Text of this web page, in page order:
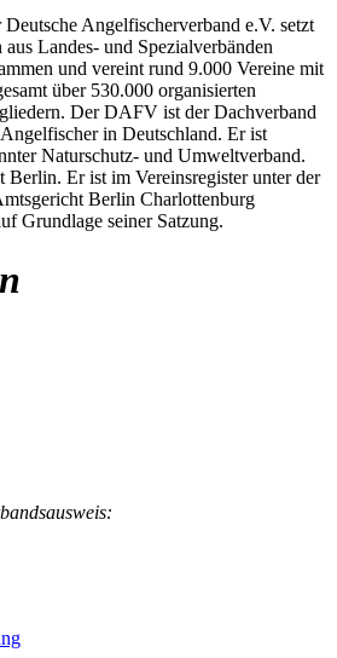
Deutsche Angelfischerverband e.V. setzt
aus Landes- und Spezialverbänden
und vereint rund 9.000 Vereine mit
über 530.000 organisierten
Der DAFV ist der Dachverband
in Deutschland. Er ist
Naturschutz- und Umweltverband.
Berlin. Er ist im Vereinsregister unter der
Berlin Charlottenburg
Grundlage seiner Satzung.